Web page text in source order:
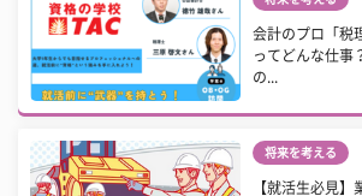
会計のプロ「税
ってどんな仕事
の...
将来を考える
【就活生必見】